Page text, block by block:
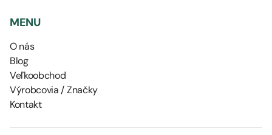
MENU
O nás
Blog
Veľkoobchod
Výrobcovia / Značky
Kontakt